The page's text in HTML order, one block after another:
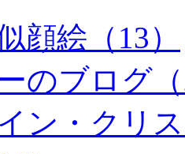
顔絵（13）
のブログ
ン・クリ